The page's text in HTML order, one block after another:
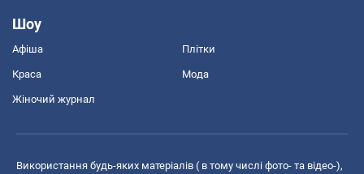
Шоу
Афіша Плітки
Краса Мода
Жіночий журнал
Використання будь-яких матеріалів ( в тому числі фото- та відео-),